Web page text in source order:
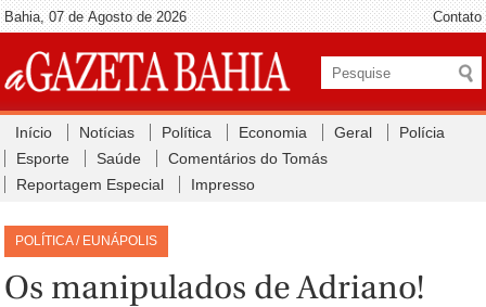
Bahia, 07 de Agosto de 2026 Contato
Início Notícias Política Economia Geral
Polícia
Esporte
Saúde
Comentários do Tomás
Reportagem Especial
Impresso
POLÍTICA / EUNÁPOLIS
Os manipulados de Adriano!